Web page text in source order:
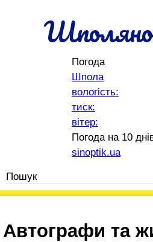
Погода
Шпола
вологість:
тиск:
вітер:
Погода на 10
sinoptik.ua
Автографи та